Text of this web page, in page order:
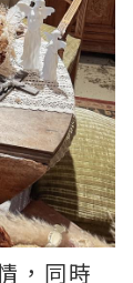
，同時